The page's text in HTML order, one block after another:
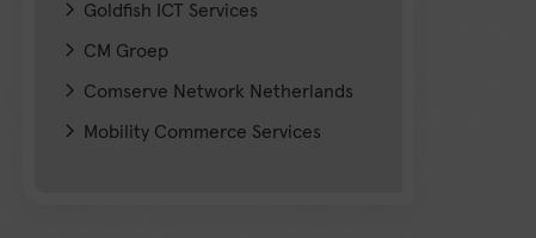
Goldfish ICT Services
CM Groep
Comserve Network Netherlands
Mobility Commerce Services